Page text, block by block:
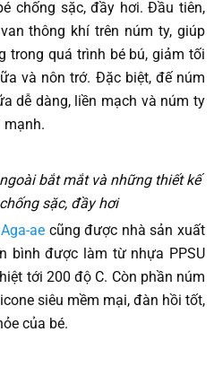
chống sặc, đầy hơi. Đầu tiên,
thông khí trên núm ty, giúp
trong quá trình bé bú, giảm tối
và nôn trớ. Đặc biệt, đế núm
dễ dàng, liền mạch và núm ty
mạnh.
bắt mắt và những thiết kế
sặc, đầy hơi
ae cũng được nhà sản xuất
bình được làm từ nhựa PPSU
tới 200 độ C. Còn phần núm
siêu mềm mại, đàn hồi tốt,
của bé.